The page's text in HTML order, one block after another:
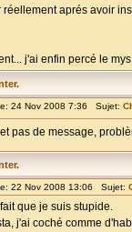
aprés avoir
j'ai enfin percé le mys
24 Nov 2008 7:36 Sujet:
pas de message,
22 Nov 2008 13:06 Sujet:
que je suis stupide.
j'ai coché comme